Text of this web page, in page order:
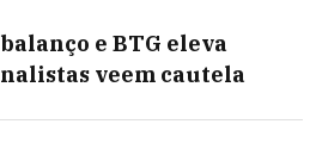
e BTG eleva
veem cautela